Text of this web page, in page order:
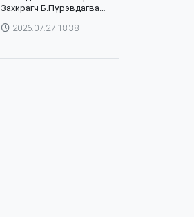
Захирагч Б.Пүрэвдагва
зохицуулагч Яап ван
2026.07.27 18:38